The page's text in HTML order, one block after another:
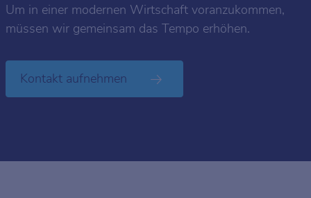
Um in einer modernen Wirtschaft voranzukommen,
müssen wir gemeinsam das Tempo erhöhen.
Kontakt aufnehmen